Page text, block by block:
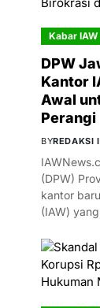
Kabar IAW
DPW
Kantor
Awal
Perangi
BYREDAKSI
(DPW)
kantor
(IAW)